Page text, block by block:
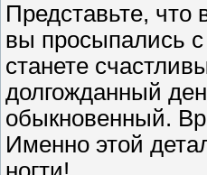
Представьте, что
вы просыпались
станете
долгожданный
обыкновенный.
Именно этой